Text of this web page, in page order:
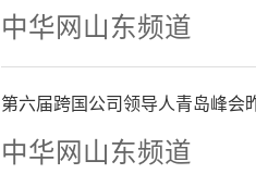
然而，我
感染从“乙类
上世界卫生组
中华网山东频道
第六届跨国公司领导人青岛峰会
中华网山东频道